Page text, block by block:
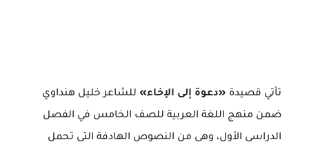
تأتي قصيدة «دعوة إلى الإخاء» للشاعر خليل هنداوي
ضمن منهج اللغة العربية للصف الخامس في الفصل
الدراسي الأول، وهي من النصوص الهادفة التي تحمل